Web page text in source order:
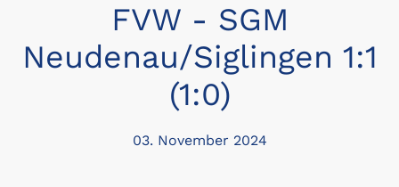
FVW - SGM
Neudenau/Siglingen 1:1
(1:0)
03. November 2024